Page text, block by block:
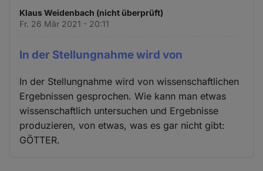
Klaus Weidenbach (nicht überprüft)
Fr. 26 Mär 2021 - 20:11
In der Stellungnahme wird von
In der Stellungnahme wird von wissenschaftlichen
Ergebnissen gesprochen. Wie kann man etwas
wissenschaftlich untersuchen und Ergebnisse
produzieren, von etwas, was es gar nicht gibt:
GÖTTER.